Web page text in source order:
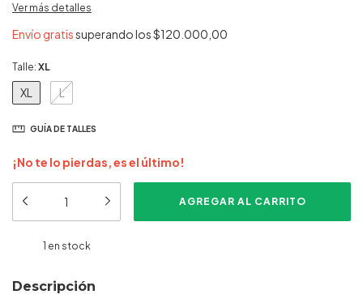
Ver más detalles
Envío gratissuperando los$120.000,00
Talle: XL
XL L
GUÍA DE TALLES
¡No te lo pierdas, es el último!
1 en stock
Descripción